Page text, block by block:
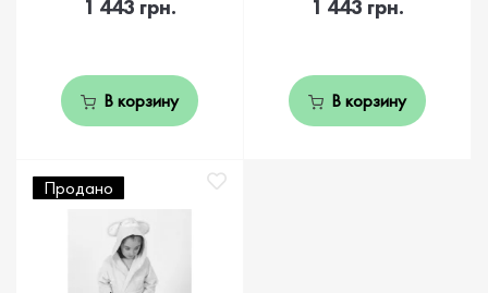
1 443 грн.
В корзину
1 443 грн.
В корзину
Продано